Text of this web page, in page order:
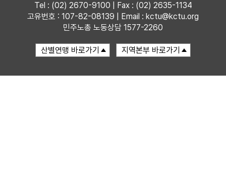
Tel : (02) 2670-9100 | Fax : (02) 2635-1134
고유번호 : 107-82-08139 | Email : kctu@kctu.org
민주노총 노동상담 1577-2260